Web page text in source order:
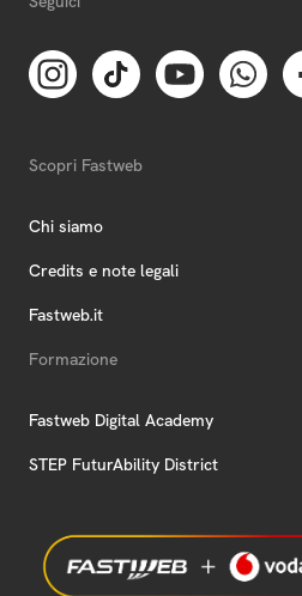
Scopri Fastweb
Chi siamo
Credits e note legali
Fastweb.it
Formazione
Fastweb Digital Academy
STEP FuturAbility District